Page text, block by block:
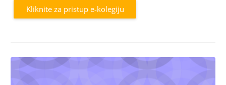
Kliknite za pristup e-kolegiju